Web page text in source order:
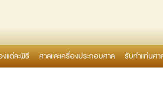
งแต่ละพิธี ศาลและเครื่องประกอบศาล รับทำแท่นศา